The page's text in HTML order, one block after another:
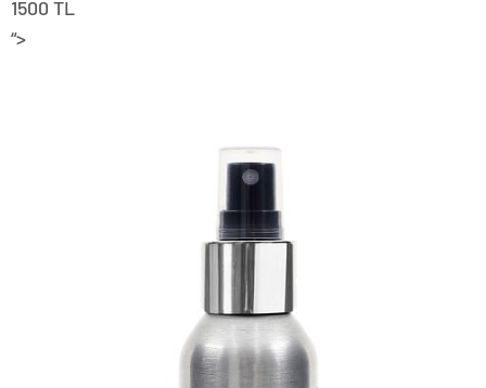
1500 TL
“>